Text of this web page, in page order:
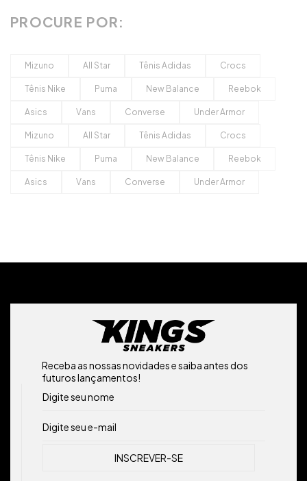
PROCURE POR:
Mizuno All Star Tênis Adidas Crocs
Tênis Nike Puma New Balance Reebok
Asics Vans Converse Under Armor
Mizuno All Star Tênis Adidas Crocs
Tênis Nike Puma New Balance Reebok
Asics Vans Converse Under Armor
Receba as nossas novidades e saiba antes dos
futuros lançamentos!